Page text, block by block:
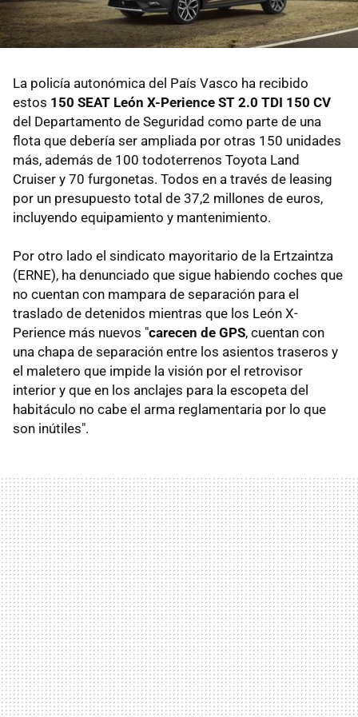
La policía autonómica del País Vasco ha recibido
estos 150 SEAT León X-Perience ST 2.0 TDI 150 CV
del Departamento de Seguridad como parte de una
flota que debería ser ampliada por otras 150 unidades
más, además de 100 todoterrenos Toyota Land
Cruiser y 70 furgonetas. Todos en a través de leasing
por un presupuesto total de 37,2 millones de euros,
incluyendo equipamiento y mantenimiento.
Por otro lado el sindicato mayoritario de la Ertzaintza
(ERNE), ha denunciado que sigue habiendo coches que
no cuentan con mampara de separación para el
traslado de detenidos mientras que los León X-
Perience más nuevos "carecen de GPS, cuentan con
una chapa de separación entre los asientos traseros y
el maletero que impide la visión por el retrovisor
interior y que en los anclajes para la escopeta del
habitáculo no cabe el arma reglamentaria por lo que
son inútiles".